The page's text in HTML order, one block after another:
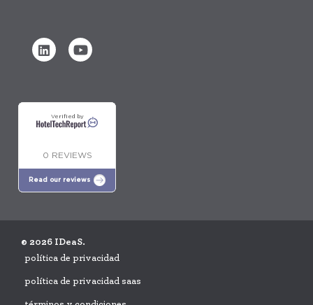
Verified by
0 REVIEWS
Read our reviews
© 2026 IDeaS.
política de privacidad
política de privacidad saas